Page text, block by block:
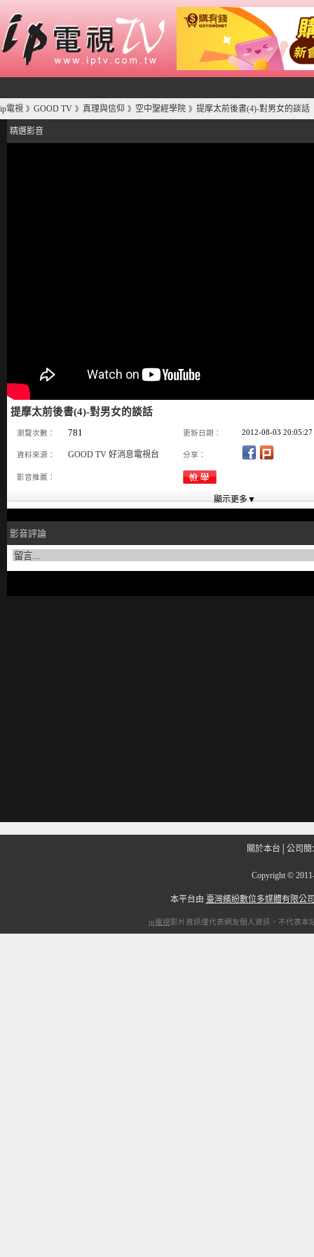
ip電視 》 GOOD TV 》 真理與信仰 》 空中聖經學院 》 提摩太前後書(4)-對男女的談話
精選影音
提摩太前後書(4)-對男女的談話
瀏覽次數： 781 更新日期： 2012-08-03 20:05:27
資料來源： GOOD TV 好消息電視台 分享：
影音推薦：
影音評論
關於本台 公司簡
Copyright ©
本平台由 臺灣繽紛數位多媒體有限公
ip電視影片資訊僅代表網友個人資訊，不代表本